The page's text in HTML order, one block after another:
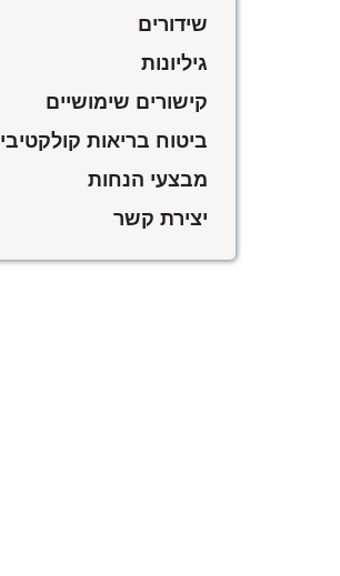
שידורים
גיליונות
קישורים שימושיים
ביטוח בריאות קולקטיבי
מבצעי הנחות
יצירת קשר